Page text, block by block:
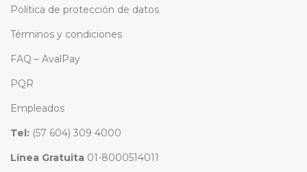
Política de protección de datos
Términos y condiciones
FAQ – AvalPay
PQR
Empleados
Tel: (57 604) 309 4000
Línea Gratuita 01-8000514011